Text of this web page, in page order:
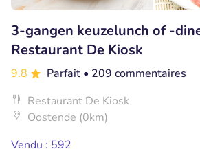
3-gangen keuzelunch of -
Restaurant De Kiosk
9.8 Parfait • 209 commentaires
Restaurant De Kiosk
Oostende (0km)
Vendu : 592